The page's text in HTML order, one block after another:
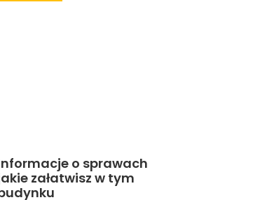
o sprawach
załatwisz w tym